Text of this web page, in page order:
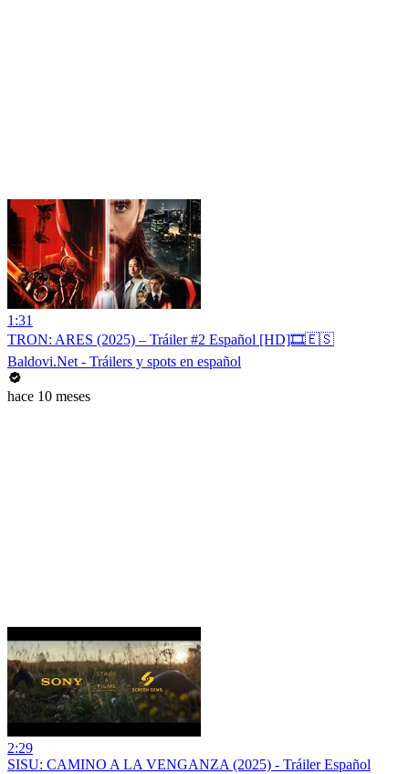
1:31
TRON: ARES (2025) – Tráiler #2 Español [HD]🎞️🇪🇸
Baldovi.Net - Tráilers y spots en español
hace 10 meses
2:29
SISU: CAMINO A LA VENGANZA (2025) - Tráiler Español